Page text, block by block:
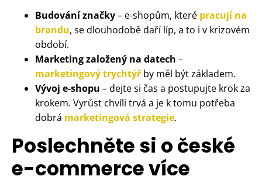
Budování značky– e-shopům, které pracují na
brandu, se dlouhodobě daří líp, a to i v krizovém
období.
Marketing založený na datech –
marketingový trychtýřby měl být základem.
Vývoj e-shopu – dejte si čas a postupujte krok za
krokem. Vyrůst chvíli trvá a je k tomu potřeba
dobrá marketingová strategie.
Poslechněte si o české
e-commerce více